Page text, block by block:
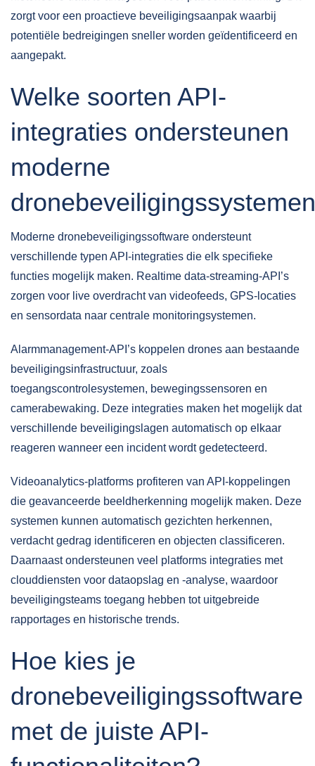
zorgt voor een proactieve beveiligingsaanpak waarbij
potentiële bedreigingen sneller worden geïdentificeerd en
aangepakt.
Welke soorten API-
integraties ondersteunen
moderne
Moderne dronebeveiligingssoftware ondersteunt
verschillende typen API-integraties die elk specifieke
functies mogelijk maken. Realtime data-streaming-API’s
zorgen voor live overdracht van videofeeds, GPS-locaties
en sensordata naar centrale monitoringsystemen.
Alarmmanagement-API’s koppelen drones aan bestaande
beveiligingsinfrastructuur, zoals
toegangscontrolesystemen, bewegingssensoren en
camerabewaking. Deze integraties maken het mogelijk dat
verschillende beveiligingslagen automatisch op elkaar
reageren wanneer een incident wordt gedetecteerd.
Videoanalytics-platforms profiteren van API-koppelingen
die geavanceerde beeldherkenning mogelijk maken. Deze
systemen kunnen automatisch gezichten herkennen,
verdacht gedrag identificeren en objecten classificeren.
Daarnaast ondersteunen veel platforms integraties met
clouddiensten voor dataopslag en -analyse, waardoor
beveiligingsteams toegang hebben tot uitgebreide
rapportages en historische trends.
Hoe kies je
dronebeveiligingssoftware
met de juiste API-